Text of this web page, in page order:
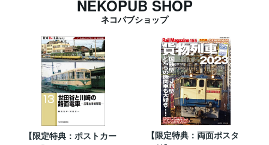
NEKOPUB SHOP
ネコパブショップ
【限定特典：ポストカー
【限定特典：両面ポスタ